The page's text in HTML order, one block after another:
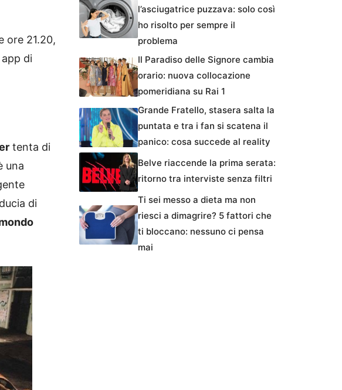
ore 21.20,
di
tenta di
una
di
l’asciugatrice puzzava: solo così
ho risolto per sempre il
problema
Il Paradiso delle Signore cambia
orario: nuova collocazione
pomeridiana su Rai 1
Grande Fratello, stasera salta la
puntata e tra i fan si scatena il
panico: cosa succede al reality
Belve riaccende la prima serata:
ritorno tra interviste senza filtri
Ti sei messo a dieta ma non
riesci a dimagrire? 5 fattori che
ti bloccano: nessuno ci pensa
mai